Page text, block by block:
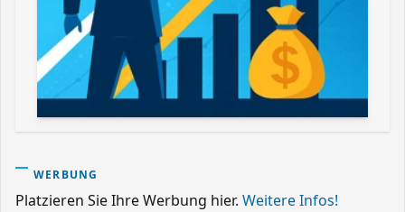
WERBUNG
Platzieren Sie Ihre Werbung hier. Weitere Infos!